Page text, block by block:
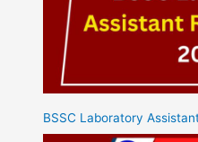
BSSC Laboratory